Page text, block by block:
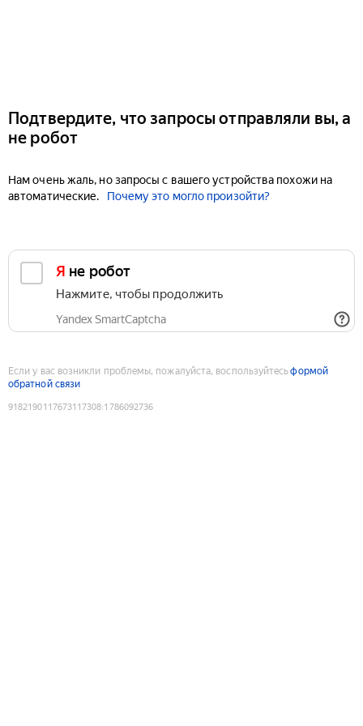
Подтвердите, что запросы отправляли вы, а
не робот
Нам очень жаль, но запросы с вашего устройства похожи на
автоматические.
Почему это могло произойти?
Я не робот
Нажмите, чтобы продолжить
Yandex SmartCaptcha
Если у вас возникли проблемы, пожалуйста, воспользуйтесьформой
обратной связи
9182190117673117308:1786092736